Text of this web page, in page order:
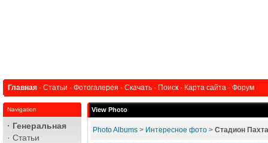
Главная · Статьи · Фотогалерея · Скачать · Поиск · Карта сайта · Форум
Navigation
· Генеральная
· Статьи
View Photo
Photo Albums > Интересное фото > Стадион